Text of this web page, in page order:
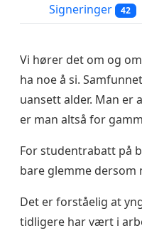
Signeringer
42
Vi hører det om og
ha noe å si.
uansett alder. Man er
er man altså for
For studentrabatt på
bare glemme dersom
Det er forståelig at
tidligere har vært i